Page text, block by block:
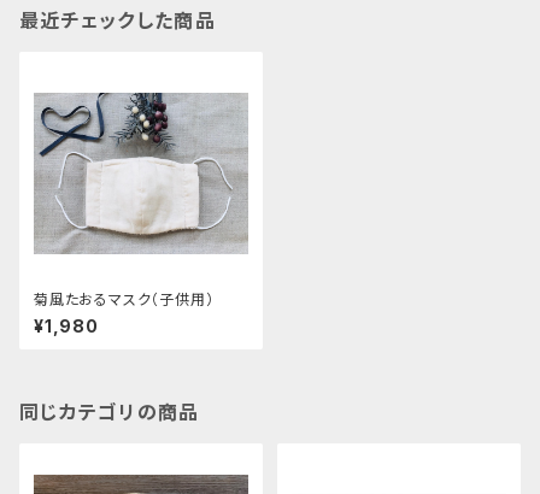
最近チェックした商品
菊風たおるマスク（子供用）
¥1,980
同じカテゴリの商品